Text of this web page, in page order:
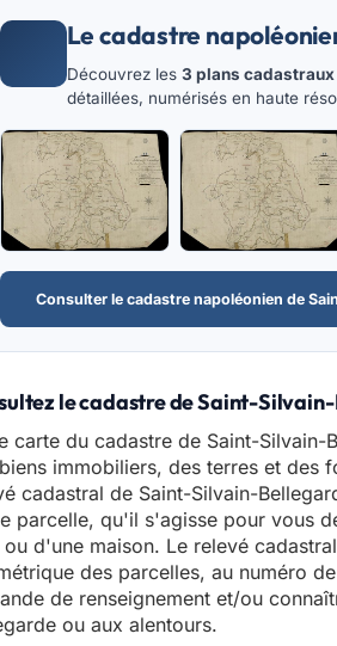
Le cadastre
Découvrez les 3 plans cadastraux
détaillées, numérisés en haute
Consulter le cadastre napoléonien de
le cadastre de Saint-
carte du cadastre de Saint-
immobiliers, des terres et des
cadastral de Saint-Silvain-
parcelle, qu'il s'agisse pour vous
d'une maison. Le relevé
des parcelles, au numéro
de renseignement et/ou
ou aux alentours.